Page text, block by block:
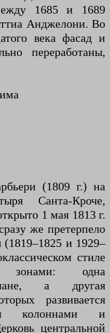
1685 и 1689
Анджелони. Во
века фасад и
переработаны,
(1809 г.) на
Санта-Кроче,
1 мая 1813 г.
же претерпело
и 1929–
стиле
зонами: одна
а другая
развивается
колоннами и
центральной